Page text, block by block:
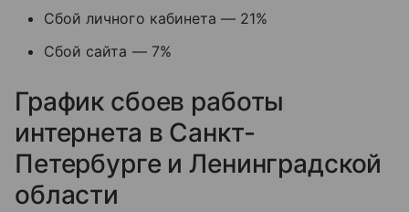
Сбой личного кабинета — 21%
Сбой сайта — 7%
График сбоев работы
интернета в Санкт-
Петербурге и Ленинградской
области